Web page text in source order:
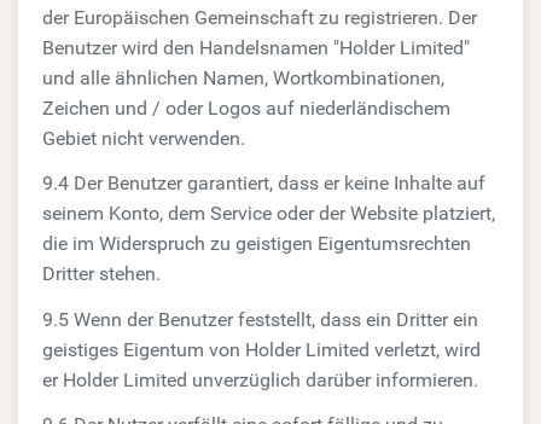
der Europäischen Gemeinschaft zu registrieren. Der
Benutzer wird den Handelsnamen "Holder Limited"
und alle ähnlichen Namen, Wortkombinationen,
Zeichen und / oder Logos auf niederländischem
Gebiet nicht verwenden.
9.4 Der Benutzer garantiert, dass er keine Inhalte auf
seinem Konto, dem Service oder der Website platziert,
die im Widerspruch zu geistigen Eigentumsrechten
Dritter stehen.
9.5 Wenn der Benutzer feststellt, dass ein Dritter ein
geistiges Eigentum von Holder Limited verletzt, wird
er Holder Limited unverzüglich darüber informieren.